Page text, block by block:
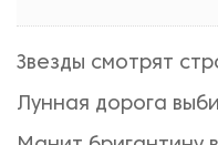
Звезды смотрят
Лунная дорога